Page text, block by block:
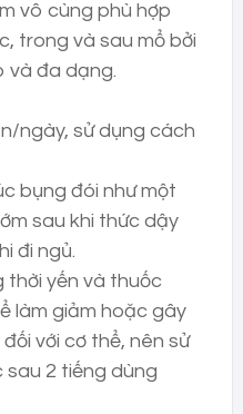
vô cùng phù hợp
trong và sau mổ bởi
và đa dạng.
ngày, sử dụng cách
bụng đói như một
sau khi thức dậy
đi ngủ.
thời yến và thuốc
làm giảm hoặc gây
với cơ thể, nên sử
2 tiếng dùng